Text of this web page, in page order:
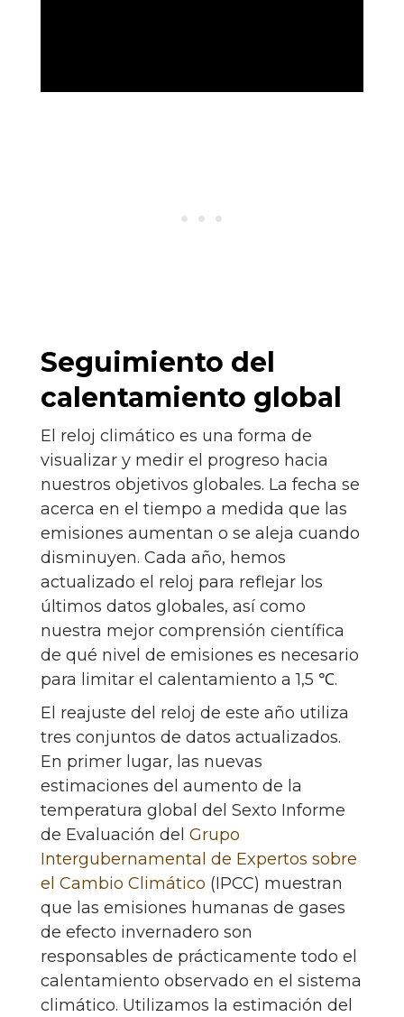
Seguimiento del
calentamiento global
El reloj climático es una forma de
visualizar y medir el progreso hacia
nuestros objetivos globales. La fecha se
acerca en el tiempo a medida que las
emisiones aumentan o se aleja cuando
disminuyen. Cada año, hemos
actualizado el reloj para reflejar los
últimos datos globales, así como
nuestra mejor comprensión científica
de qué nivel de emisiones es necesario
para limitar el calentamiento a 1,5 ℃.
El reajuste del reloj de este año utiliza
tres conjuntos de datos actualizados.
En primer lugar, las nuevas
estimaciones del aumento de la
temperatura global del Sexto Informe
de Evaluación del Grupo
Intergubernamental de Expertos sobre
el Cambio Climático (IPCC) muestran
que las emisiones humanas de gases
de efecto invernadero son
responsables de prácticamente todo el
calentamiento observado en el sistema
climático. Utilizamos la estimación del